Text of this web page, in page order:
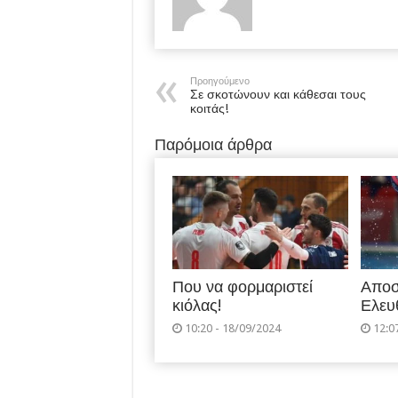
Προηγούμενο
Σε σκοτώνουν και κάθεσαι τους
κοιτάς!
Παρόμοια άρθρα
Που να φορμαριστεί
κιόλας!
10:20 - 18/09/2024